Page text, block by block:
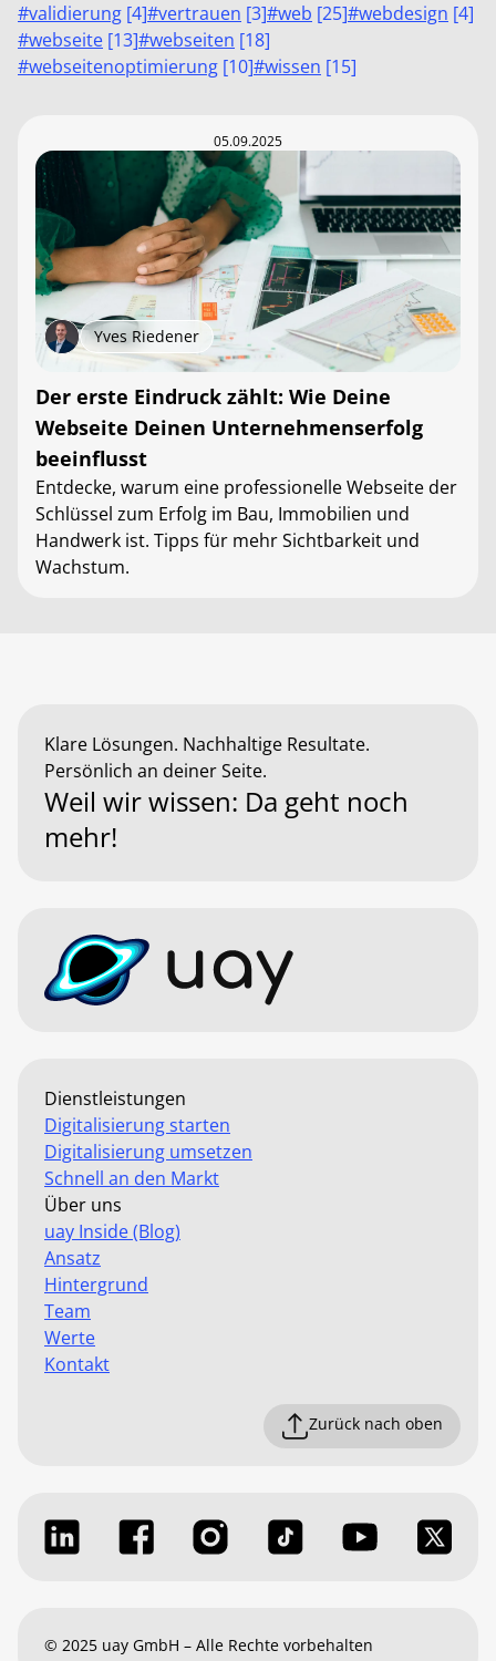
#validierung [4]#vertrauen [3]#web [25]#webdesign [4]
#webseite [13]#webseiten [18]
#webseitenoptimierung [10]#wissen [15]
05.09.2025
Yves Riedener
Der erste Eindruck zählt: Wie Deine
Webseite Deinen Unternehmenserfolg
beeinflusst
Entdecke, warum eine professionelle Webseite der
Schlüssel zum Erfolg im Bau, Immobilien und
Handwerk ist. Tipps für mehr Sichtbarkeit und
Wachstum.
Klare Lösungen. Nachhaltige Resultate.
Persönlich an deiner Seite.
Weil wir wissen: Da geht noch
mehr!
Dienstleistungen
Digitalisierung starten
Digitalisierung umsetzen
Schnell an den Markt
Über uns
uay Inside (Blog)
Ansatz
Hintergrund
Team
Werte
Kontakt
Zurück nach oben
© 2025 uay GmbH – Alle Rechte vorbehalten